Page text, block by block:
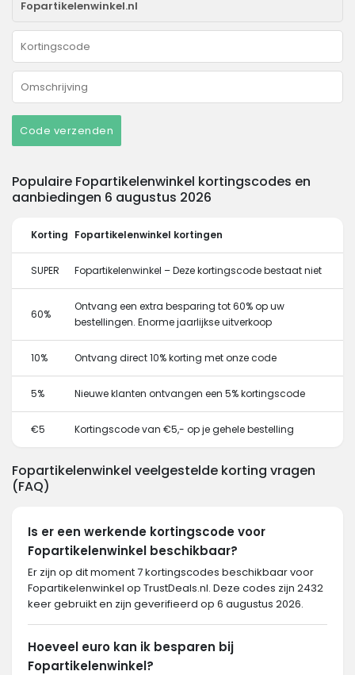
Code verzenden
Populaire Fopartikelenwinkel kortingscodes en
aanbiedingen 6 augustus 2026
Korting Fopartikelenwinkel kortingen
SUPER Fopartikelenwinkel – Deze kortingscode bestaat niet
60%
Ontvang een extra besparing tot 60% op uw
bestellingen. Enorme jaarlijkse uitverkoop
10% Ontvang direct 10% korting met onze code
5% Nieuwe klanten ontvangen een 5% kortingscode
€5 Kortingscode van €5,- op je gehele bestelling
Fopartikelenwinkel veelgestelde korting vragen
(FAQ)
Is er een werkende kortingscode voor
Fopartikelenwinkel beschikbaar?
Er zijn op dit moment 7 kortingscodes beschikbaar voor
Fopartikelenwinkel op TrustDeals.nl. Deze codes zijn 2432
keer gebruikt en zijn geverifieerd op 6 augustus 2026.
Hoeveel euro kan ik besparen bij
Fopartikelenwinkel?